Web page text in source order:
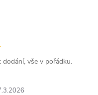
vše v pořádku.